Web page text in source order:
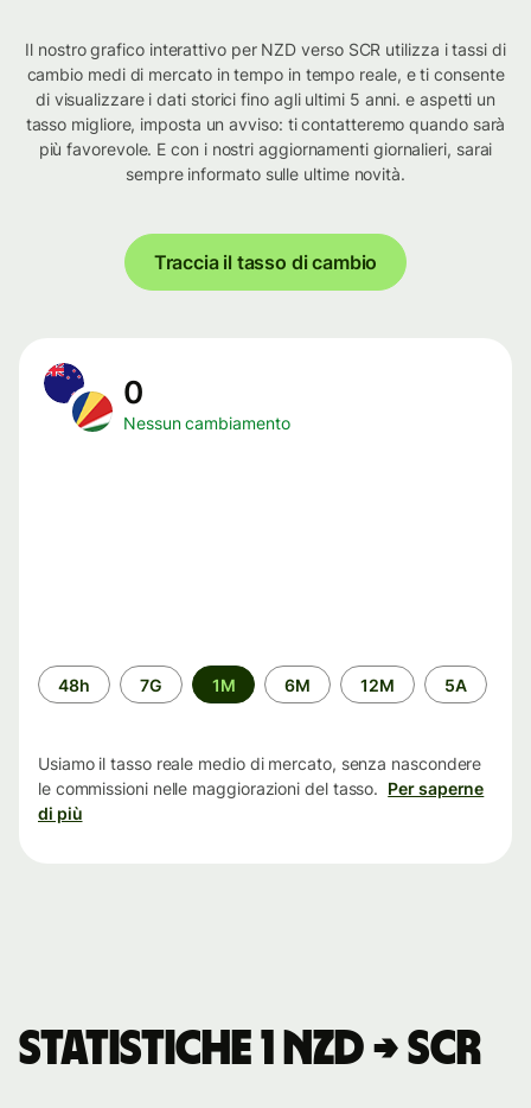
Il nostro grafico interattivo per NZD verso SCR utilizza i tassi di
cambio medi di mercato in tempo in tempo reale, e ti consente
di visualizzare i dati storici fino agli ultimi 5 anni. e aspetti un
tasso migliore, imposta un avviso: ti contatteremo quando sarà
più favorevole. E con i nostri aggiornamenti giornalieri, sarai
sempre informato sulle ultime novità.
Traccia il tasso di cambio
0
Nessun cambiamento
Periodo
di
48h 7G 1M 6M 12M 5A
Usiamo il tasso reale medio di mercato, senza nascondere
le commissioni nelle maggiorazioni del tasso. Per saperne
di più
Statistiche 1 NZD → SCR